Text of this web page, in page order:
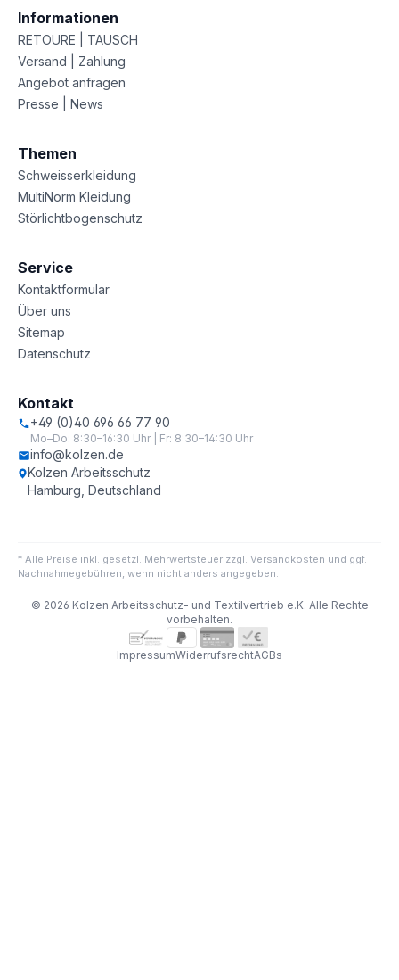
Informationen
RETOURE | TAUSCH
Versand | Zahlung
Angebot anfragen
Presse | News
Themen
Schweisserkleidung
MultiNorm Kleidung
Störlichtbogenschutz
Service
Kontaktformular
Über uns
Sitemap
Datenschutz
Kontakt
+49 (0)40 696 66 77 90
Mo–Do: 8:30–16:30 Uhr | Fr: 8:30–14:30 Uhr
info@kolzen.de
Kolzen Arbeitsschutz
Hamburg, Deutschland
* Alle Preise inkl. gesetzl. Mehrwertsteuer zzgl. Versandkosten und ggf.
Nachnahmegebühren, wenn nicht anders angegeben.
© 2026 Kolzen Arbeitsschutz- und Textilvertrieb e.K. Alle Rechte
vorbehalten.
ImpressumWiderrufsrechtAGBs